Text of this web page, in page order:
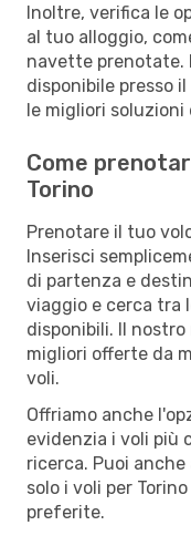
Inoltre, verifica le
al tuo alloggio,
navette prenotate.
disponibile presso
le migliori soluzioni
Come
Torino
Prenotare il tuo
Inserisci
di partenza e
viaggio e cerca tra
disponibili. Il
migliori offerte da
voli.
Offriamo anche
evidenzia i voli più
ricerca. Puoi
solo i voli per
preferite.